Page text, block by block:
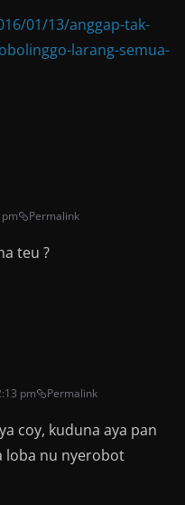
01/13/anggap-tak-
larang-semua-
Permalink
teu ?
pm Permalink
coy, kuduna aya pan
loba nu nyerobot